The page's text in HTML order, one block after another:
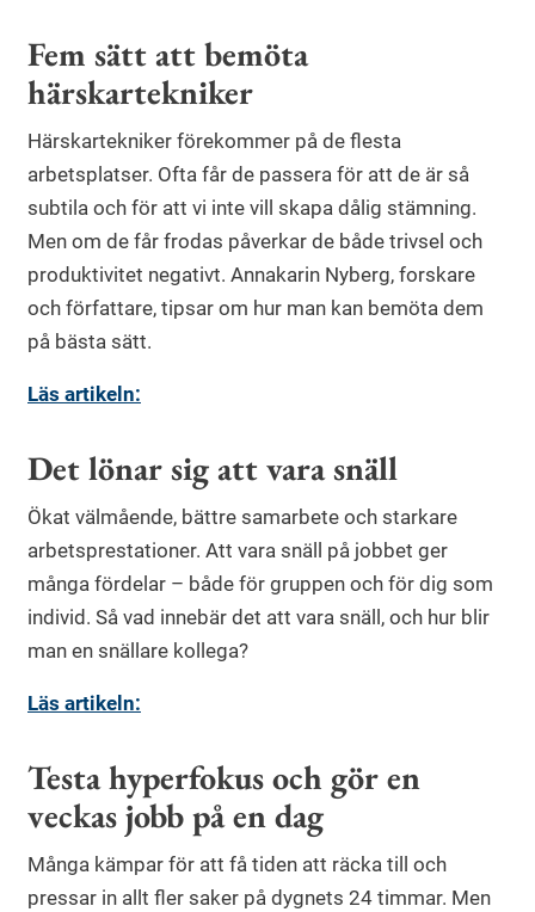
Fem sätt att bemöta
härskartekniker
Härskartekniker förekommer på de flesta
arbetsplatser. Ofta får de passera för att de är så
subtila och för att vi inte vill skapa dålig stämning.
Men om de får frodas påverkar de både trivsel och
produktivitet negativt. Annakarin Nyberg, forskare
och författare, tipsar om hur man kan bemöta dem
på bästa sätt.
Läs artikeln:
Det lönar sig att vara snäll
Ökat välmående, bättre samarbete och starkare
arbetsprestationer. Att vara snäll på jobbet ger
många fördelar – både för gruppen och för dig som
individ. Så vad innebär det att vara snäll, och hur blir
man en snällare kollega?
Läs artikeln:
Testa hyperfokus och gör en
veckas jobb på en dag
Många kämpar för att få tiden att räcka till och
pressar in allt fler saker på dygnets 24 timmar. Men